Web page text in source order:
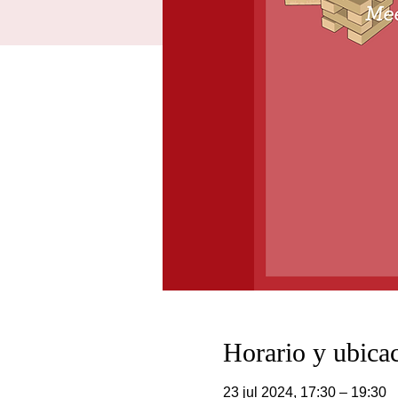
Horario y
23 jul 2024, 17:30 – 19:30